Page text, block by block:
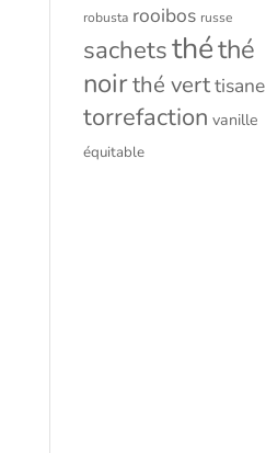
robusta rooibos russe
sachetsthéthé
noirthé verttisane
torrefaction vanille
équitable